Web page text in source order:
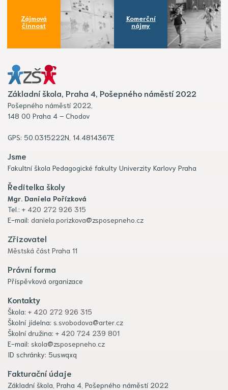
Zájmová
činnost
Komerční
nájmy
Základní škola, Praha 4, Pošepného náměstí 2022
Pošepného náměstí 2022,
148 00 Praha 4 – Chodov
GPS: 50.0315222N, 14.4814367E
Jsme
Fakultní škola Pedagogické fakulty Univerzity Karlovy Praha
Ředitelka školy
Mgr. Daniela Pořízková
Tel.: + 420 272 926 315
E-mail: daniela.porizkova@zsposepneho.cz
Zřizovatel
Městská část Praha 11
Právní forma
Příspěvková organizace
Kontakty
Škola: + 420 272 926 315
Školní jídelna: s.svobodova@arter.cz
Školní družina: + 420 724 239 801
E-mail: skola@zsposepneho.cz
ID schránky: 5uswqxq
Fakturační údaje
Základní škola, Praha 4, Pošepného náměstí 2022